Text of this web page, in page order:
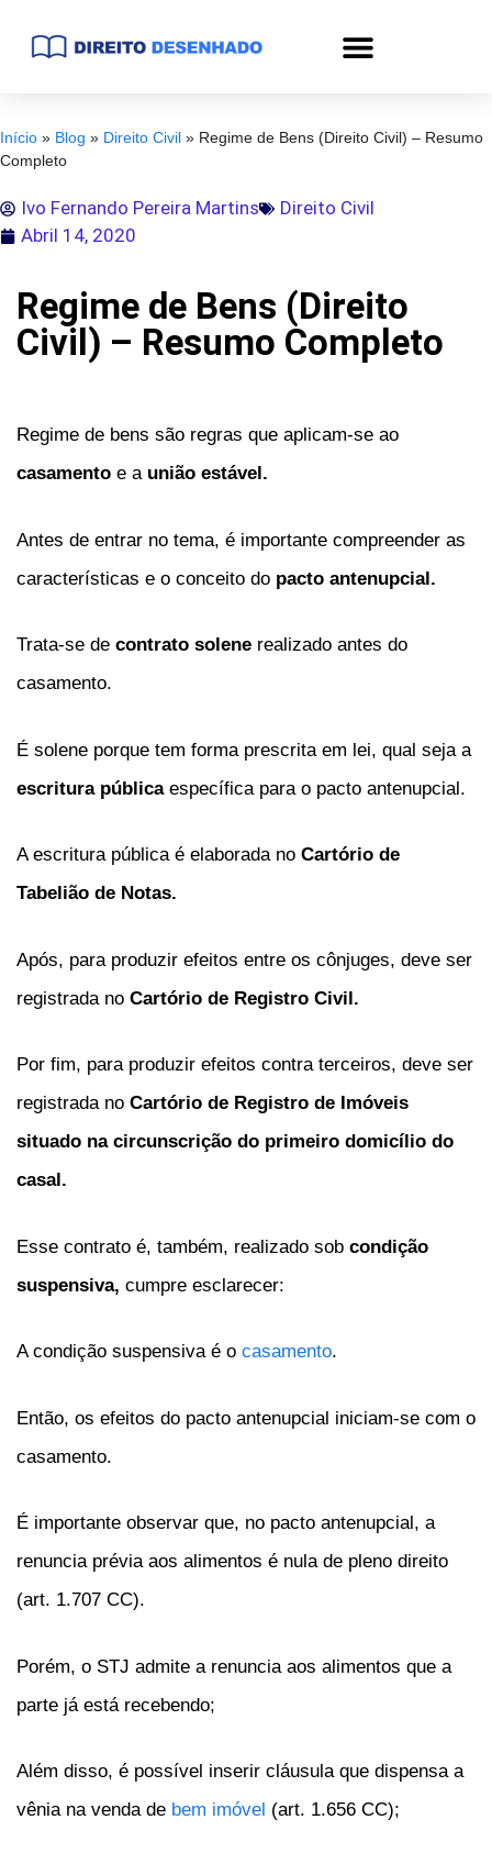
Início » Blog » Direito Civil » Regime de Bens (Direito Civil) – Resumo
Completo
Ivo Fernando Pereira Martins
Direito Civil
Abril 14, 2020
Regime de Bens (Direito
Civil) – Resumo Completo
Regime de bens são regras que aplicam-se ao
casamento e a união estável.
Antes de entrar no tema, é importante compreender as
características e o conceito do pacto antenupcial.
Trata-se de contrato solene realizado antes do
casamento.
É solene porque tem forma prescrita em lei, qual seja a
escritura pública específica para o pacto antenupcial.
A escritura pública é elaborada no Cartório de
Tabelião de Notas.
Após, para produzir efeitos entre os cônjuges, deve ser
registrada no Cartório de Registro Civil.
Por fim, para produzir efeitos contra terceiros, deve ser
registrada no Cartório de Registro de Imóveis
situado na circunscrição do primeiro domicílio do
casal.
Esse contrato é, também, realizado sob condição
suspensiva, cumpre esclarecer:
A condição suspensiva é o casamento.
Então, os efeitos do pacto antenupcial iniciam-se com o
casamento.
É importante observar que, no pacto antenupcial, a
renuncia prévia aos alimentos é nula de pleno direito
(art. 1.707 CC).
Porém, o STJ admite a renuncia aos alimentos que a
parte já está recebendo;
Além disso, é possível inserir cláusula que dispensa a
vênia na venda de bem imóvel (art. 1.656 CC);